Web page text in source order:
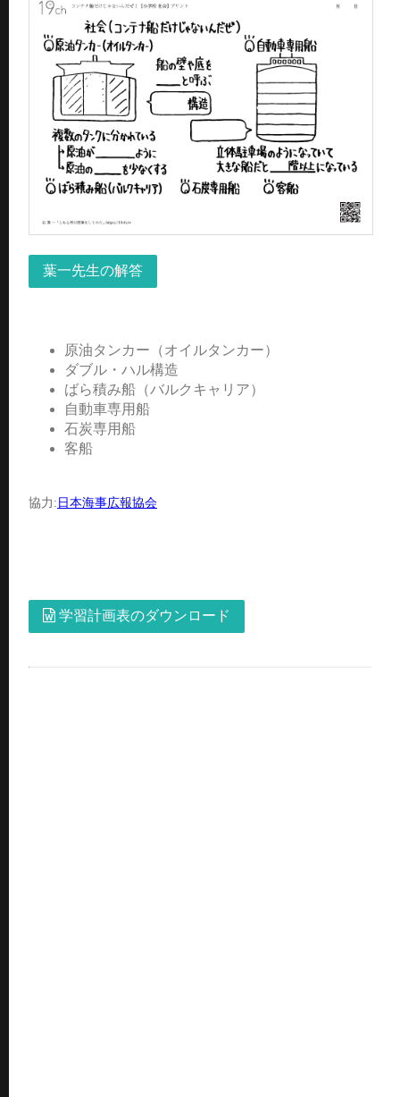
葉一先生の解答
原油タンカー（オイルタンカー）
ダブル・ハル構造
ばら積み船（バルクキャリア）
自動車専用船
石炭専用船
客船
協力:日本海事広報協会
学習計画表のダウンロード